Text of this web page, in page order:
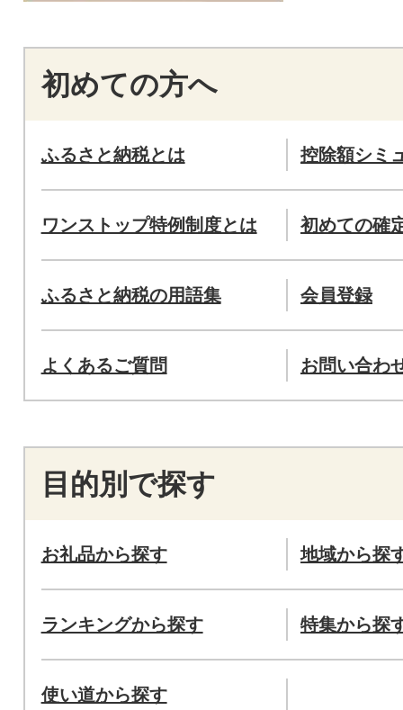
初めての方へ
ふるさと納税とは 控除額シミ
ワンストップ特例制度とは 初めての確
ふるさと納税の用語集 会員登録
よくあるご質問 お問い合わ
目的別で探す
お礼品から探す 地域から探
ランキングから探す 特集から探
使い道から探す